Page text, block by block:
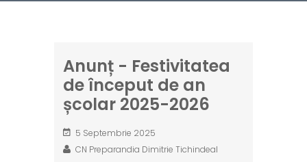
Anunț - Festivitatea
de început de an
școlar 2025-2026
5 Septembrie 2025
CN Preparandia Dimitrie Tichindeal